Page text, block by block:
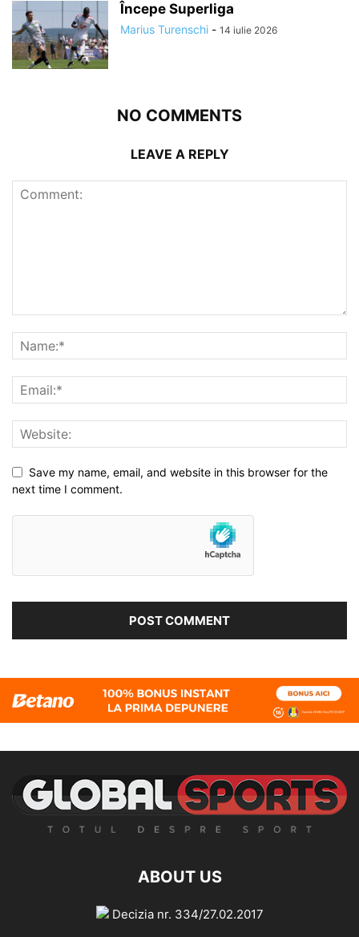
Începe Superliga
Marius Turenschi - 14 iulie 2026
NO COMMENTS
LEAVE A REPLY
Save my name, email, and website in this browser for the
next time I comment.
ABOUT US
Decizia nr. 334/27.02.2017